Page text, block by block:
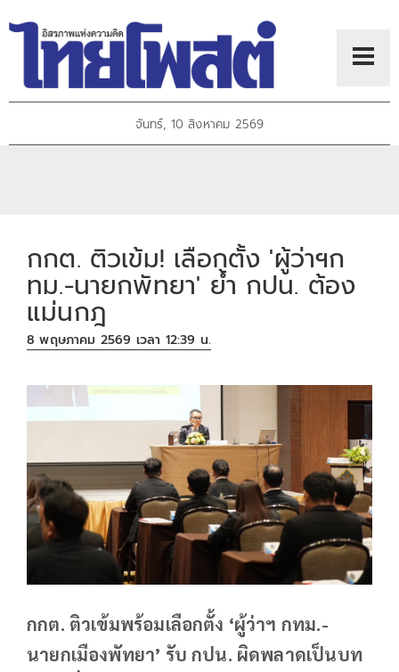
จันทร์, 10 สิงหาคม 2569
กกต. ติวเข้ม! เลือกตั้ง 'ผู้ว่าฯก
ทม.-นายกพัทยา' ย้ำ กปน. ต้อง
แม่นกฎ
8 พฤษภาคม 2569 เวลา 12:39 น.
กกต. ติวเข้มพร้อมเลือกตั้ง ‘ผู้ว่าฯ กทม.-
นายกเมืองพัทยา’ รับ กปน. ผิดพลาดเป็นบท